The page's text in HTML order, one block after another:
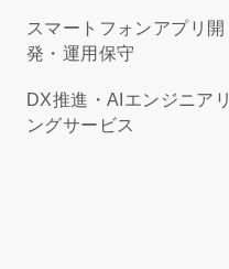
スマートフォンアプリ開
発・運用保守
DX推進・AIエンジニアリ
ングサービス